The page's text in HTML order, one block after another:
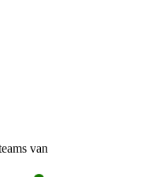
van